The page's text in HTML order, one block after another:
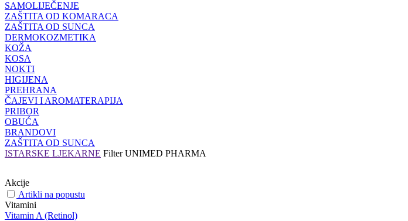
SAMOLIJEČENJE
ZAŠTITA OD KOMARACA
ZAŠTITA OD SUNCA
DERMOKOZMETIKA
KOŽA
KOSA
NOKTI
HIGIJENA
PREHRANA
ČAJEVI I AROMATERAPIJA
PRIBOR
OBUĆA
BRANDOVI
ZAŠTITA OD SUNCA
ISTARSKE LJEKARNE Filter UNIMED PHARMA
Akcije
Artikli na popustu
Vitamini
Vitamin A (Retinol)